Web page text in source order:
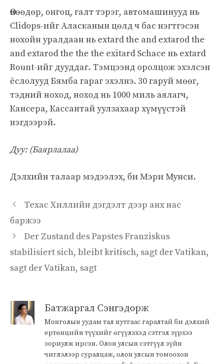
Өнөөдөр, онгоц, галт тэрэг, автомашинууд нь
Clidops-ийг Аласканын цөлд ч бас нэгтгэсэн
нохойн уралдаан нь extard the and extarod the
and extarod the the the exitard Schace нь extard
Rount-ийг дууддаг. Тэмцээнд оролцож эхэлсэн
ёслолууд Бямба гараг эхэлнэ. 30 гаруй мөөг,
тэдний ноход, ноход нь 1000 миль аялагч,
Кансера, Кассантай уулзахаар хүмүүстэй
нэгдээрэй.
Дуу: (Баярлалаа)
Дэлхийн талаар мэдээлэх, би Мэри Мунси.
Техас Хиллийн дэгдэлт дээр анх нас
баржээ
Der Zustand des Papstes Franziskus
stabilisiert sich, bleibt kritisch, sagt der Vatikan,
sagt der Vatikan, sagt
Батжаргал Сэнгэдорж
Монголын уудам тал нутгаас гаралтай би дэлхий
ертөнцийн түүхийг өгүүлэхэд сэтгэл зүрхээ
зориулж ирсэн. Олон улсын сэтгүүл зүйн
чиглэлээр суралцаж, олон улсын томоохон